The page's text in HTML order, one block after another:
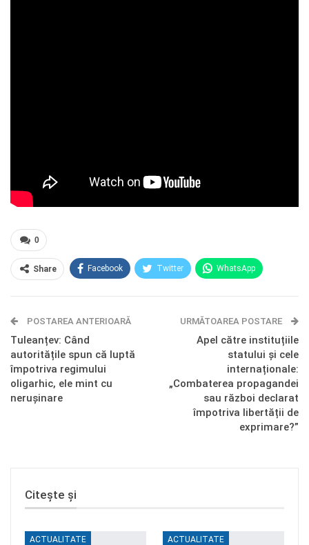
0
Share Facebook Twitter WhatsApp
Telegram OK.ru
POSTAREA ANTERIOARĂ
Tuleanțev: Când
autoritățile spun că luptă
împotriva regimului
oligarhic, ele mint cu
nerușinare
URMĂTOAREA POSTARE
Apel către instituțiile
statului și cele
internaționale:
„Combaterea propagandei
sau război declarat
împotriva libertății de
exprimare?”
Citește și
ACTUALITATE ACTUALITATE